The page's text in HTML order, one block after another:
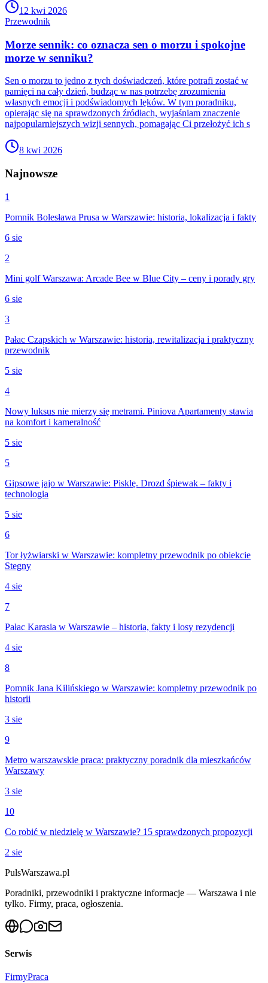
12 kwi 2026
Przewodnik
Morze sennik: co oznacza sen o morzu i spokojne
morze w senniku?
Sen o morzu to jedno z tych doświadczeń, które potrafi zostać w
pamięci na cały dzień, budząc w nas potrzebę zrozumienia
własnych emocji i podświadomych lęków. W tym poradniku,
opierając się na sprawdzonych źródłach, wyjaśniam znaczenie
najpopularniejszych wizji sennych, pomagając Ci przełożyć ich s
8 kwi 2026
Najnowsze
1
Pomnik Bolesława Prusa w Warszawie: historia, lokalizacja i fakty
6 sie
2
Mini golf Warszawa: Arcade Bee w Blue City – ceny i porady gry
6 sie
3
Pałac Czapskich w Warszawie: historia, rewitalizacja i praktyczny
przewodnik
5 sie
4
Nowy luksus nie mierzy się metrami. Piniova Apartamenty stawia
na komfort i kameralność
5 sie
5
Gipsowe jajo w Warszawie: Pisklę. Drozd śpiewak – fakty i
technologia
5 sie
6
Tor łyżwiarski w Warszawie: kompletny przewodnik po obiekcie
Stegny
4 sie
7
Pałac Karasia w Warszawie – historia, fakty i losy rezydencji
4 sie
8
Pomnik Jana Kilińskiego w Warszawie: kompletny przewodnik po
historii
3 sie
9
Metro warszawskie praca: praktyczny poradnik dla mieszkańców
Warszawy
3 sie
10
Co robić w niedzielę w Warszawie? 15 sprawdzonych propozycji
2 sie
PulsWarszawa.pl
Poradniki, przewodniki i praktyczne informacje — Warszawa i nie
tylko. Firmy, praca, ogłoszenia.
Serwis
FirmyPraca